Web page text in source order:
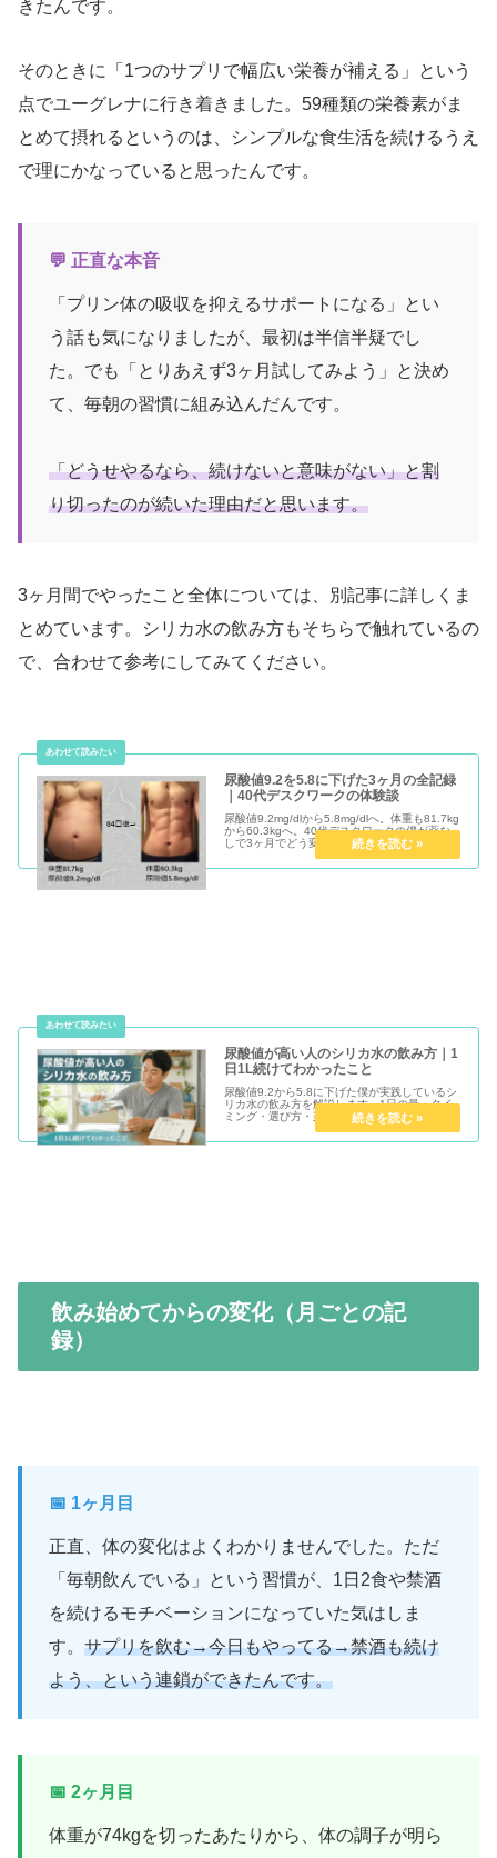
きたんです。
そのときに「1つのサプリで幅広い栄養が補える」という
点でユーグレナに行き着きました。59種類の栄養素がま
とめて摂れるというのは、シンプルな食生活を続けるうえ
で理にかなっていると思ったんです。
💬 正直な本音
「プリン体の吸収を抑えるサポートになる」とい
う話も気になりましたが、最初は半信半疑でし
た。でも「とりあえず3ヶ月試してみよう」と決め
て、毎朝の習慣に組み込んだんです。
「どうせやるなら、続けないと意味がない」と割
り切ったのが続いた理由だと思います。
3ヶ月間でやったこと全体については、別記事に詳しくま
とめています。シリカ水の飲み方もそちらで触れているの
で、合わせて参考にしてみてください。
尿酸値9.2を5.8に下げた3ヶ月の全記録
｜40代デスクワークの体験談
尿酸値9.2mg/dlから5.8mg/dlへ。体重も81.7kg
から60.3kgへ。40代デスクワークの僕が薬な
しで3ヶ月でどう変わったか、月ごとの変化と
実践内容をすべて正直に公開します。
尿酸値が高い人のシリカ水の飲み方｜1
日1L続けてわかったこと
尿酸値9.2から5.8に下げた僕が実践しているシ
リカ水の飲み方を解説します。1日の量・タイ
ミング・選び方・楽天での箱買い方法まで体験
談ベースで正直に紹介します。
飲み始めてからの変化（月ごとの記
録）
📅 1ヶ月目
正直、体の変化はよくわかりませんでした。ただ
「毎朝飲んでいる」という習慣が、1日2食や禁酒
を続けるモチベーションになっていた気はしま
す。 サプリを飲む→今日もやってる→禁酒も続け
よう、という連鎖ができたんです。
📅 2ヶ月目
体重が74kgを切ったあたりから、体の調子が明ら